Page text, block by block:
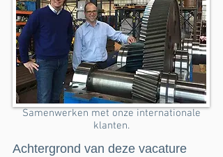
Samenwerken met onze internationale
klanten.
Achtergrond van deze vacature